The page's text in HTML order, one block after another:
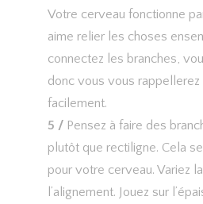
Votre cerveau fonctionne
aime relier les choses
connectez les branches,
donc vous vous rappellerez
facilement.
5 / Pensez à faire des
plutôt que rectiligne. Cela
pour votre cerveau. Variez
l’alignement. Jouez sur